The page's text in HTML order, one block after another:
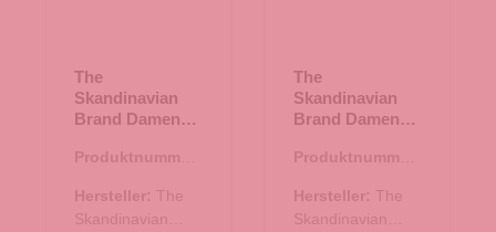
The
Skandinavian
Brand Damen
- Taupe
Produktnummer:
Hersteller: The
Skandinavian
The
Skandinavian
Brand Damen
- beige
Produktnummer:
Hersteller: The
Skandinavian